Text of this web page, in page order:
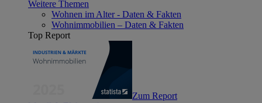
Weitere Themen
Wohnen im Alter - Daten & Fakten
Wohnimmobilien – Daten & Fakten
Top Report
Zum Report